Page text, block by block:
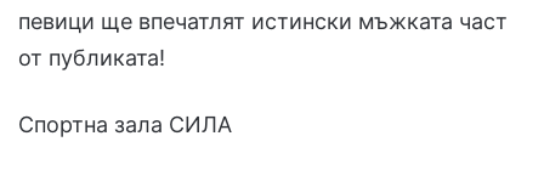
певици ще впечатлят истински мъжката част
от публиката!
Спортна зала СИЛА